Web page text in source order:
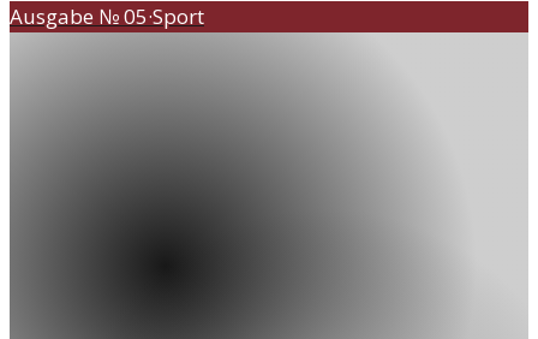
Ausgabe №05·Sport